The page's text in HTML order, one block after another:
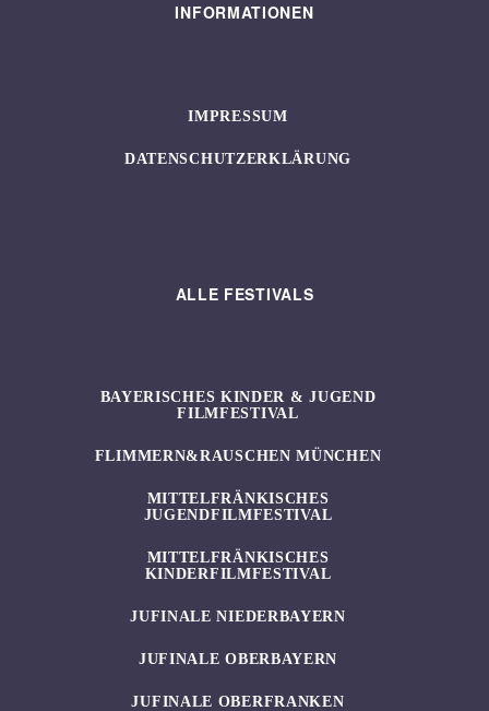
INFORMATIONEN
IMPRESSUM
DATENSCHUTZERKLÄRUNG
ALLE FESTIVALS
BAYERISCHES KINDER & JUGEND
FILMFESTIVAL
FLIMMERN&RAUSCHEN MÜNCHEN
MITTELFRÄNKISCHES
JUGENDFILMFESTIVAL
MITTELFRÄNKISCHES
KINDERFILMFESTIVAL
JUFINALE NIEDERBAYERN
JUFINALE OBERBAYERN
JUFINALE OBERFRANKEN